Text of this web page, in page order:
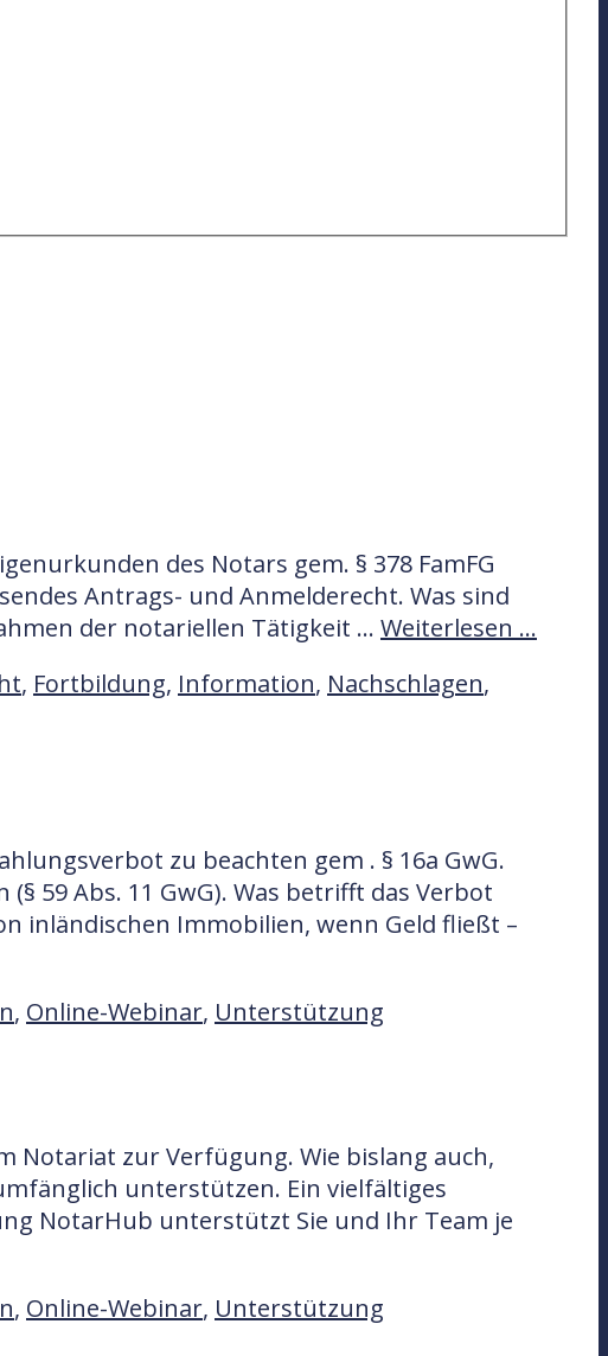
des Notars gem. § 378 FamFG
Antrags- und Anmelderecht. Was sind
der notariellen Tätigkeit … Weiterlesen …
, Fortbildung, Information, Nachschlagen,
zu beachten gem . § 16a GwG.
59 Abs. 11 GwG). Was betrifft das Verbot
inländischen Immobilien, wenn Geld fließt –
, Online-Webinar, Unterstützung
zur Verfügung. Wie bislang auch,
unterstützen. Ein vielfältiges
NotarHub unterstützt Sie und Ihr Team je
, Online-Webinar, Unterstützung